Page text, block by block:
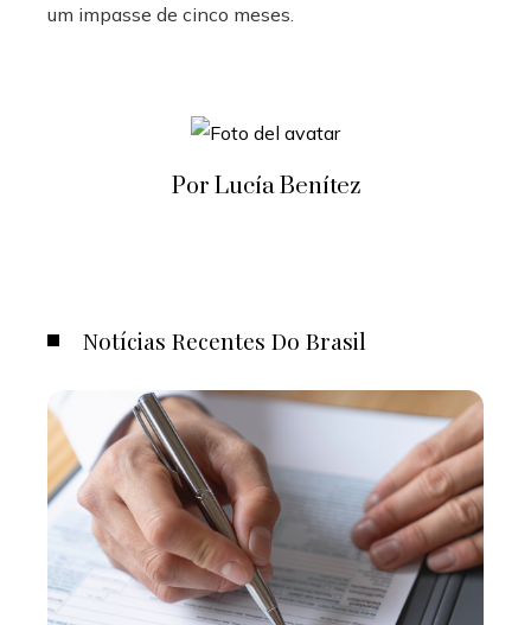
um impasse de cinco meses.
Por Lucía Benítez
Notícias Recentes Do Brasil